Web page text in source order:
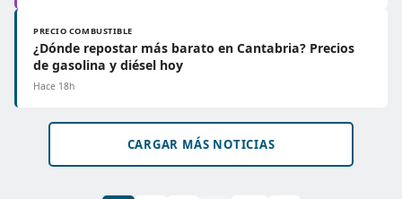
PRECIO COMBUSTIBLE
¿Dónde repostar más barato en Cantabria? Precios
de gasolina y diésel hoy
Hace 18h
CARGAR MÁS NOTICIAS